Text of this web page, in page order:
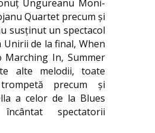
Ungureanu Moni-
Quartet precum și
susținut un spectacol
Unirii de la final, When
Marching In, Summer
alte melodii, toate
precum și
a celor de la Blues
spectatorii